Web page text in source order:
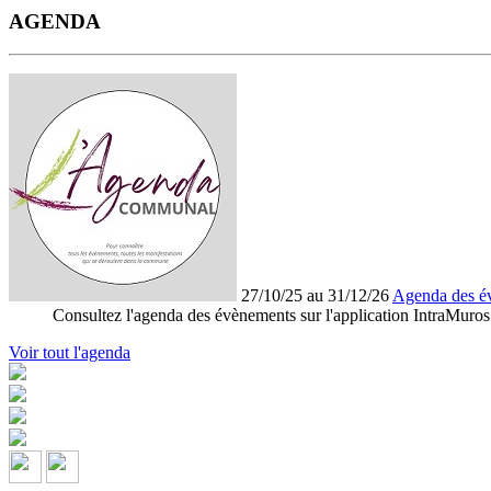
AGENDA
27/10/25 au 31/12/26 Agenda des
Consultez l'agenda des évènements sur l'application IntraMuros
Voir tout l'agenda